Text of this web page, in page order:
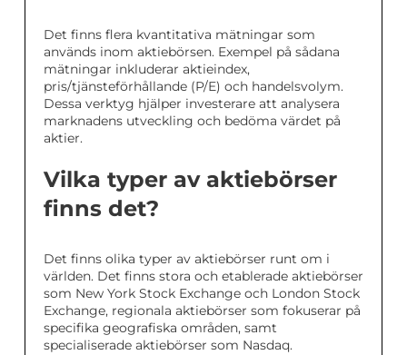
Det finns flera kvantitativa mätningar som
används inom aktiebörsen. Exempel på sådana
mätningar inkluderar aktieindex,
pris/tjänsteförhållande (P/E) och handelsvolym.
Dessa verktyg hjälper investerare att analysera
marknadens utveckling och bedöma värdet på
aktier.
Vilka typer av aktiebörser
finns det?
Det finns olika typer av aktiebörser runt om i
världen. Det finns stora och etablerade aktiebörser
som New York Stock Exchange och London Stock
Exchange, regionala aktiebörser som fokuserar på
specifika geografiska områden, samt
specialiserade aktiebörser som Nasdaq.